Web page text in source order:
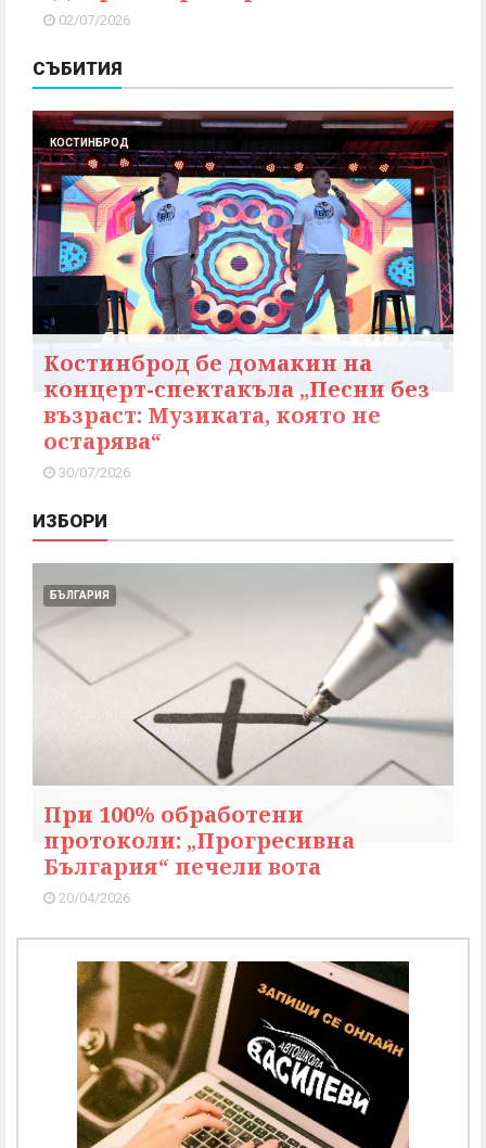
02/07/2026
СЪБИТИЯ
КОСТИНБРОД
Костинброд бе домакин на
концерт-спектакъла „Песни без
възраст: Музиката, която не
остарява“
30/07/2026
ИЗБОРИ
БЪЛГАРИЯ
При 100% обработени
протоколи: „Прогресивна
България“ печели вота
20/04/2026